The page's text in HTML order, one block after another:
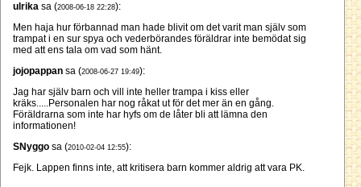
ulrika sa (2008-06-18 22:28):
Men haja hur förbannad man hade blivit om det varit man själv som
trampat i en sur spya och vederbörandes föräldrar inte bemödat sig
med att ens tala om vad som hänt.
jojopappan sa (2008-06-27 19:49):
Jag har själv barn och vill inte heller trampa i kiss eller
kräks.....Personalen har nog råkat ut för det mer än en gång.
Föräldrarna som inte har hyfs om de låter bli att lämna den
informationen!
SNyggo sa (2010-02-04 12:55):
Fejk. Lappen finns inte, att kritisera barn kommer aldrig att vara PK.